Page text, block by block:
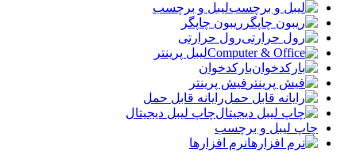
لیبل و برچسب
ریبون چاپگر
رول حرارتی
لیبل پرینتر
بارکدخوان
فیش پرینتر
رایانه قابل حمل
چاپ لیبل دیجیتال
چاپ لیبل و برچسب
نرم افزارها